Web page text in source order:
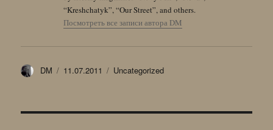
“Kreshchatyk”, “Our Street”, and others.
Посмотреть все записи автора DM
Автор
DM Опубликовано
11.07.2011 Рубрики
Uncategorized